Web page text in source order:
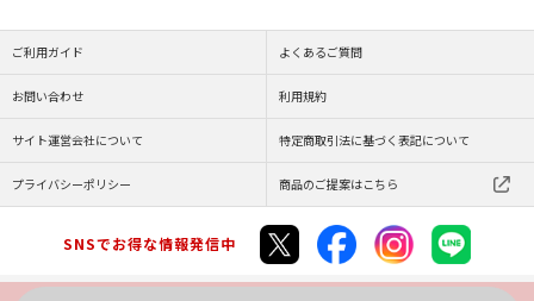
ご利用ガイド よくあるご質問
お問い合わせ 利用規約
サイト運営会社について 特定商取引法に基づく表記について
プライバシーポリシー 商品のご提案はこちら
SNSでお得な情報発信中